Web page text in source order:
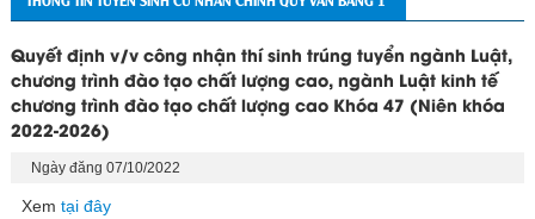
Quyết định v/v công nhận thí sinh trúng tuyển ngành Luật,
chương trình đào tạo chất lượng cao, ngành Luật kinh tế
chương trình đào tạo chất lượng cao Khóa 47 (Niên khóa
2022-2026)
Ngày đăng 07/10/2022
Xem tại đây